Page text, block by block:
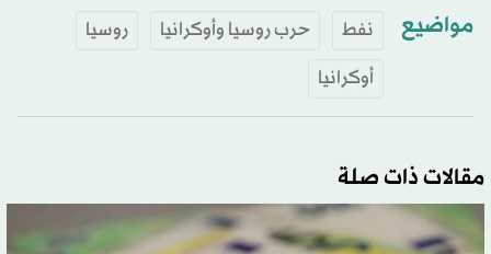
مواضيع نفط حرب روسيا وأوكرانيا
روسيا
أوكرانيا
مقالات ذات صلة